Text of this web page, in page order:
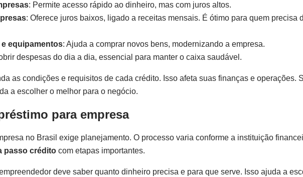
: Permite acesso rápido ao dinheiro, mas com juros altos.
: Oferece juros baixos, ligado a receitas mensais. É ótimo para quem precisa
equipamentos: Ajuda a comprar novos bens, modernizando a empresa.
despesas do dia a dia, essencial para manter o caixa saudável.
as condições e requisitos de cada crédito. Isso afeta suas finanças e operações.
a escolher o melhor para o negócio.
para empresa
no Brasil exige planejamento. O processo varia conforme a instituição
passo crédito com etapas importantes.
deve saber quanto dinheiro precisa e para que serve. Isso ajuda a